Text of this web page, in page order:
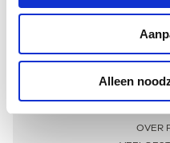
Alleen
Meer
OVER